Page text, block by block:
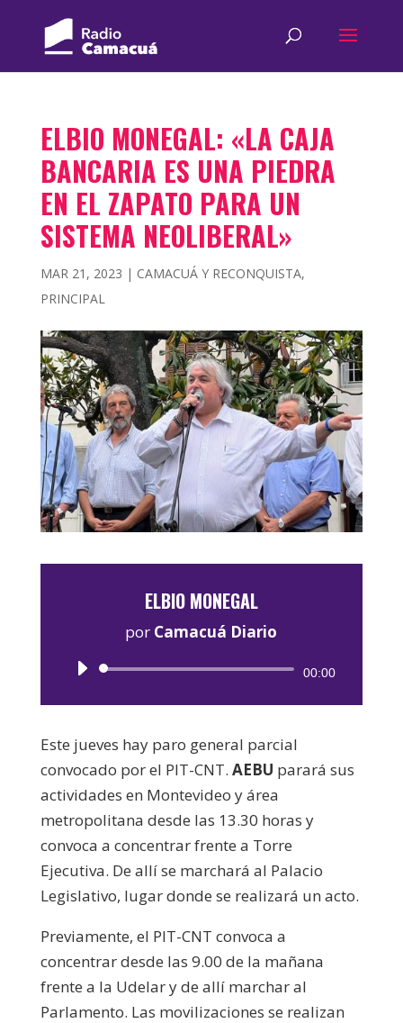
ELBIO MONEGAL: «LA CAJA
BANCARIA ES UNA PIEDRA
EN EL ZAPATO PARA UN
SISTEMA NEOLIBERAL»
MAR 21, 2023 | CAMACUÁ Y RECONQUISTA,
PRINCIPAL
ELBIO MONEGAL
por Camacuá Diario
Reproductor
00:00
Este jueves hay paro general parcial
convocado por el PIT-CNT. AEBU parará sus
actividades en Montevideo y área
metropolitana desde las 13.30 horas y
convoca a concentrar frente a Torre
Ejecutiva. De allí se marchará al Palacio
Legislativo, lugar donde se realizará un acto.
Previamente, el PIT-CNT convoca a
concentrar desde las 9.00 de la mañana
frente a la Udelar y de allí marchar al
Parlamento. Las movilizaciones se realizan